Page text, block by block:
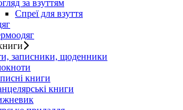
за взуттям
Спреї для взуття
записники, щоденники
книги
книги